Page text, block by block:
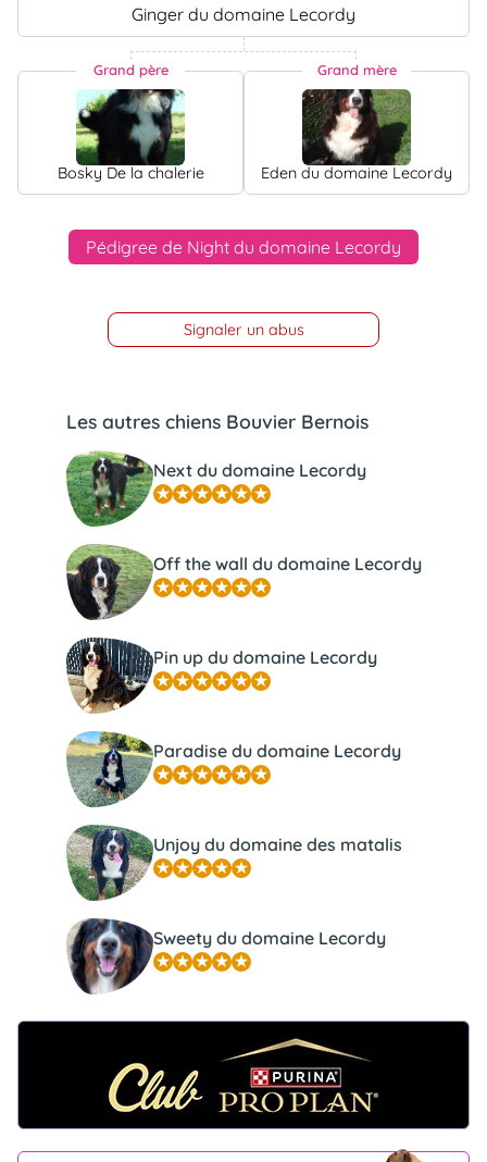
Ginger du domaine Lecordy
Grand père
Bosky De la chalerie
Grand mère
Eden du domaine Lecordy
Pédigree de Night du domaine Lecordy
Signaler un abus
Les autres chiens Bouvier Bernois
Next du domaine Lecordy
Off the wall du domaine Lecordy
Pin up du domaine Lecordy
Paradise du domaine Lecordy
Unjoy du domaine des matalis
Sweety du domaine Lecordy